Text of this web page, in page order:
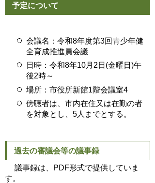
予定について
会議名：令和8年度第3回青少年健
全育成推進員会議
日時：令和8年10月2日(金曜日)午
後2時～
場所：市役所新館1階会議室4
傍聴者は、市内在住又は在勤の者
を対象とし、5人までとする。
過去の審議会等の議事録
議事録は、PDF形式で提供していま
す。